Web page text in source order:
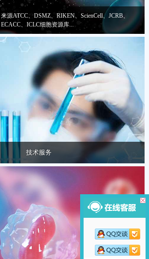
来源ATCC、DSMZ、RIKEN、ScienCell、JCRB、
ECACC、ICLC细胞资源库...
技术服务
专业技术服务，提供真实、完整报告 可全程参与观摩学
习!